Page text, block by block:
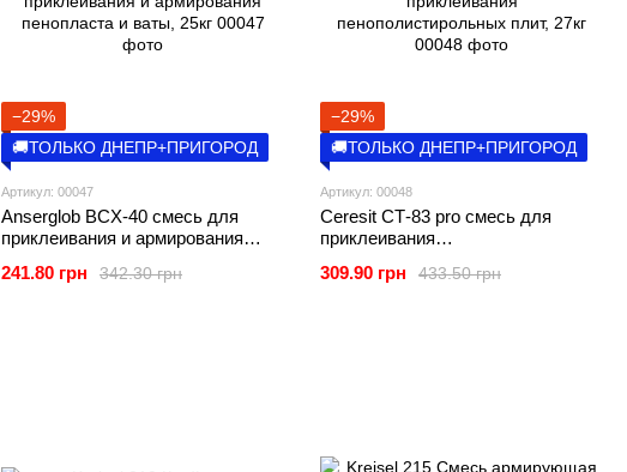
−29%
🚚ТОЛЬКО ДНЕПР+ПРИГОРОД
Артикул: 00047
Anserglob BCХ-40 смесь для
приклеивания и армирования
342.30 грн
241.80 грн
−29%
🚚ТОЛЬКО ДНЕПР+ПРИГОРОД
Артикул: 00048
Ceresit CТ-83 pro смесь для
приклеивания
433.50 грн
309.90 грн